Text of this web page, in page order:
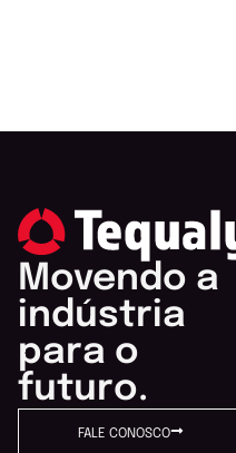
Movendo a
indústria
para o
futuro.
FALE CONOSCO